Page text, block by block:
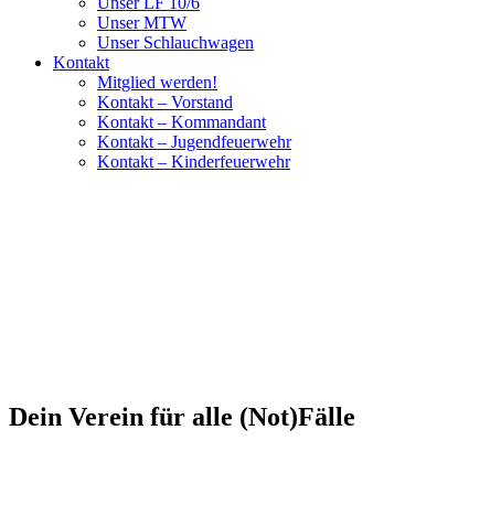
Unser MTW
Unser Schlauchwagen
Kontakt
Mitglied werden!
Kontakt – Vorstand
Kontakt – Kommandant
Kontakt – Jugendfeuerwehr
Kontakt – Kinderfeuerwehr
Dein Verein für alle (Not)Fälle